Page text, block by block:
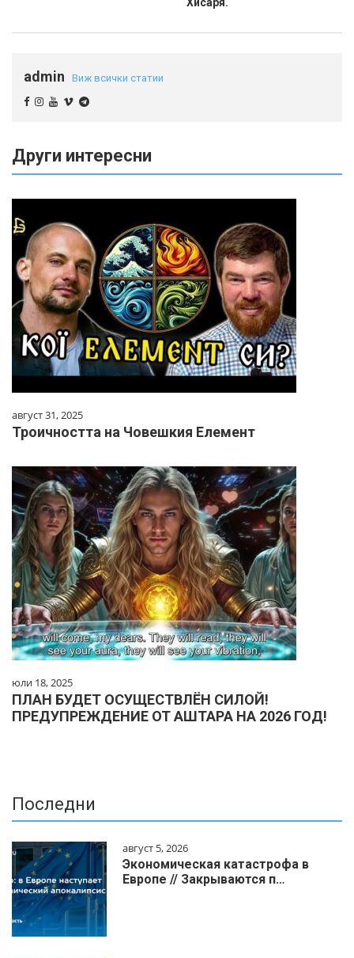
admin Виж всички статии
Други интересни
август 31, 2025
Троичността на Човешкия Елемент
юли 18, 2025
ПЛАН БУДЕТ ОСУЩЕСТВЛЁН СИЛОЙ!
ПРЕДУПРЕЖДЕНИЕ ОТ АШТАРА НА 2026 ГОД!
Последни
август 5, 2026
Экономическая катастрофа в
Европе // Закрываются п…